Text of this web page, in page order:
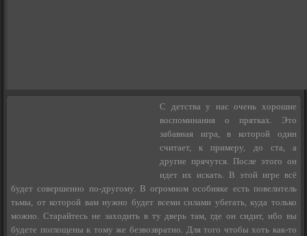
С детства у нас очень хорошие
воспоминания о прятках. Это
забавная игра, в которой один
считает, к примеру, до ста, а
другие прячутся. После этого он
идет их искать. В этой игре всё
будет совершенно по-другому. В огромном особняке есть повелитель
тьмы, от которой вам нужно будет всеми силами убегать, куда только
можно. Старайтесь не заходить в ту дверь там, где он сидит, ибо вы
будете поглощены к тому же безвозвратно. Для того чтобы хоть как-то